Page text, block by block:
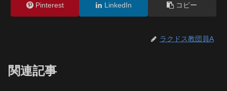
Pinterest LinkedIn コピー
ラクドス教団員A
関連記事